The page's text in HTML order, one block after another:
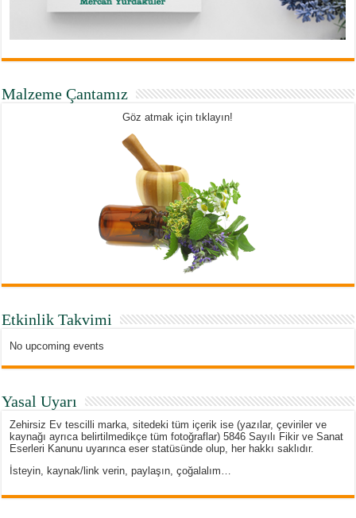
Malzeme Çantamız
Göz atmak için tıklayın!
Etkinlik Takvimi
No upcoming events
Yasal Uyarı
Zehirsiz Ev tescilli marka, sitedeki tüm içerik ise (yazılar, çeviriler ve
kaynağı ayrıca belirtilmedikçe tüm fotoğraflar) 5846 Sayılı Fikir ve Sanat
Eserleri Kanunu uyarınca eser statüsünde olup, her hakkı saklıdır.
İsteyin, kaynak/link verin, paylaşın, çoğalalım…